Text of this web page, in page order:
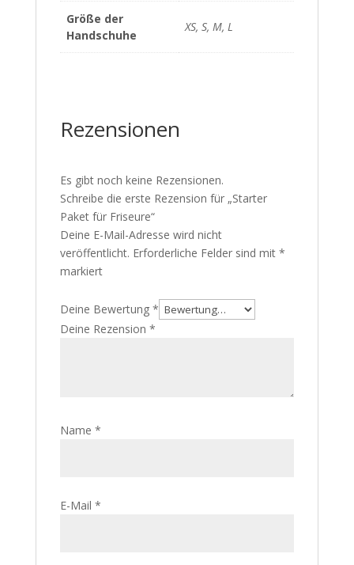
Größe der
Handschuhe
XS, S, M, L
Rezensionen
Es gibt noch keine Rezensionen.
Schreibe die erste Rezension für „Starter
Paket für Friseure“
Deine E-Mail-Adresse wird nicht
veröffentlicht. Erforderliche Felder sind mit *
markiert
Deine Bewertung *
Deine Rezension *
Name *
E-Mail *